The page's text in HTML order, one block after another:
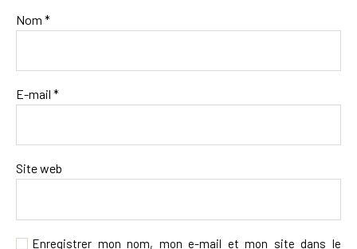
Nom *
E-mail *
Site web
Enregistrer mon nom, mon e-mail et mon site dans le